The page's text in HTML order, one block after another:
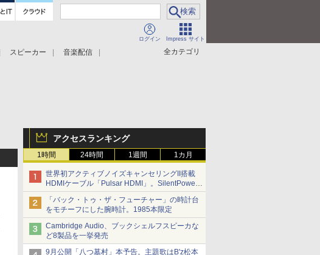
ログイン Impress サイト
全カテゴリ
スピーカー
音楽配信
アクセスランキング
1時間 24時間 1週間 1カ月
世界初アクティブノイズキャンセリングII搭載
HDMIケーブル「Pulsar HDMI」。SilentPower
から
「バック・トゥ・ザ・フューチャー」の時計台
をモチーフにした腕時計。1985本限定
Cambridge Audio、ブックシェルフスピーカな
ど8製品を一挙発売
9月公開「八つ墓村」本予告。主題歌はB'z松本